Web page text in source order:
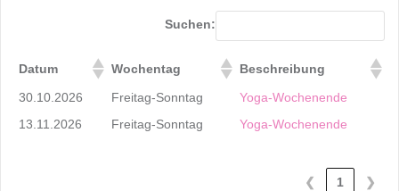
Suchen:
Datum Wochentag
Beschreibung
30.10.2026
Freitag-Sonntag
Yoga-Wochenende
13.11.2026
Freitag-Sonntag Yoga-Wochenende
❮ 1 ❯